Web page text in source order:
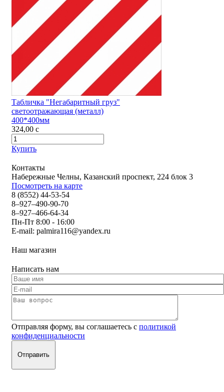
Табличка "Негабаритный груз"
светоотражающая (металл)
400*400мм
324,00 c
Купить
Контакты
Набережные Челны, Казанский проспект, 224 блок 3
Посмотреть на карте
8 (8552) 44-53-54
8–927–490-90-70
8–927–466-64-34
Пн-Пт 8:00 - 16:00
E-mail: palmira116@yandex.ru
Наш магазин
Написать нам
Отправляя форму, вы соглашаетесь с политикой
конфиденциальности